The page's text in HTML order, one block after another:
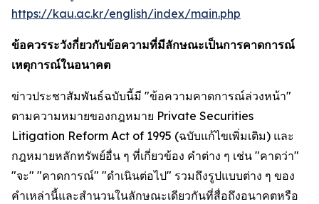
https://kau.ac.kr/english/index/main.php
ข้อควรระวังกี่ยวกับข้อความที่มีลักษณะเป็นการคาดการณ์
เหตุการณ์ในอนาคต
ข่าวประชาสัมพันธ์ฉบับนี้มี "ข้อความคาดการณ์ล่วงหน้า"
ตามความหมายของกฎหมาย Private Securities
Litigation Reform Act of 1995 (ฉบับแก้ไขเพิ่มเติม) และ
กฎหมายหลักทรัพย์อื่น ๆ ที่เกี่ยวข้อง คำต่าง ๆ เช่น "คาดว่า"
"จะ" "คาดการณ์" "ดำเนินต่อไป" รวมถึงรูปแบบต่าง ๆ ของ
คำเหล่านี้และสำนวนในลักษณะเดียวกันที่สื่อถึงอนาคตหรือ